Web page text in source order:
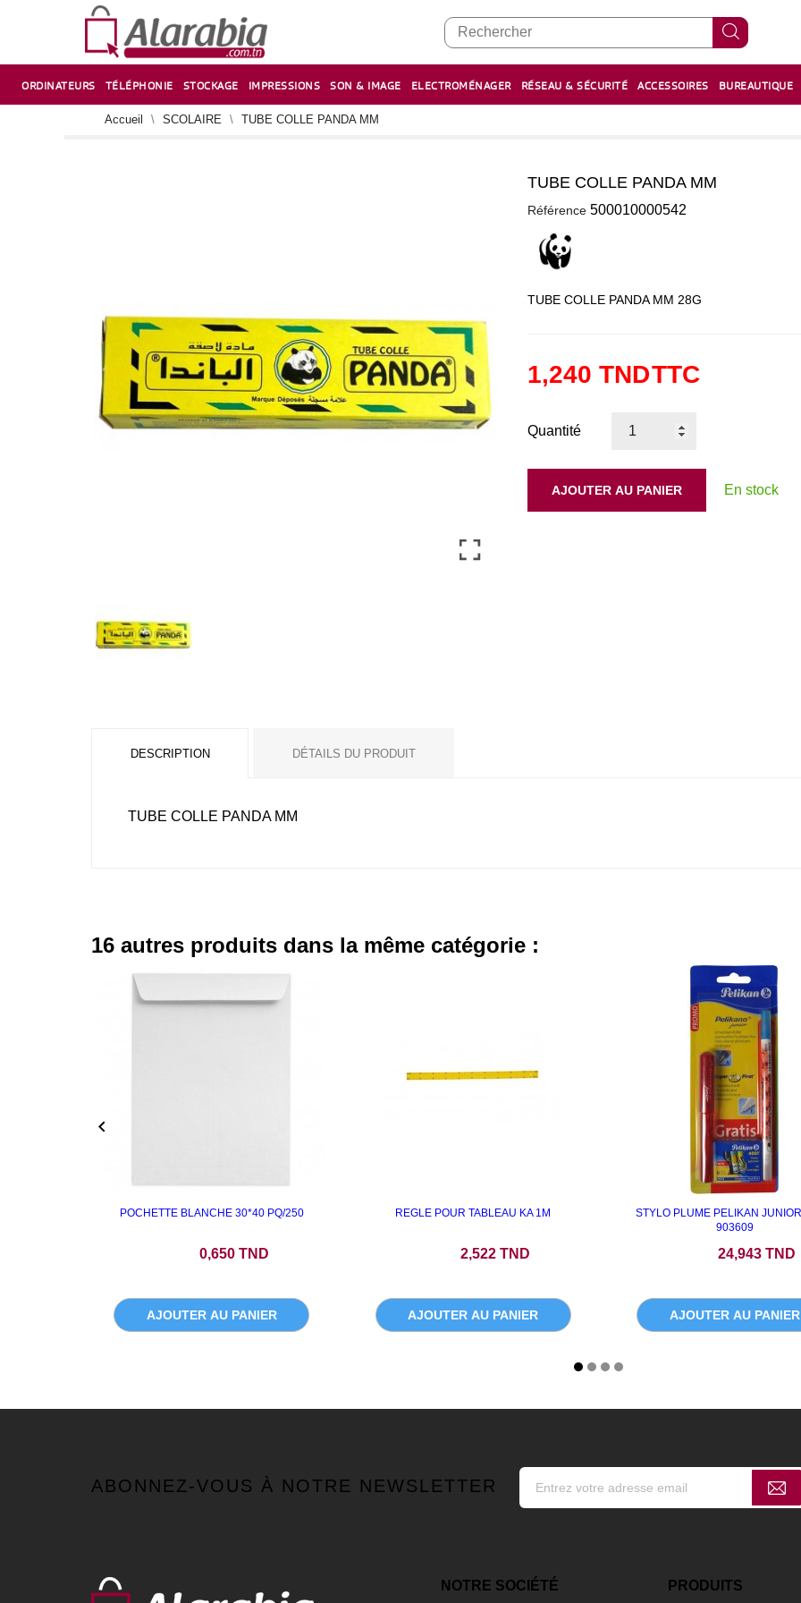
ORDINATEURS TÉLÉPHONIE STOCKAGE IMPRESSIONS SON & IMAGE ELECTROMÉNAGER RÉSEAU & SÉCURITÉ ACCESSOIRES BUREAUTIQUE
Accueil SCOLAIRE TUBE COLLE PANDA MM
TUBE COLLE PANDA MM
Référence 500010000542
TUBE COLLE PANDA MM 28G
1,240 TNDTTC
Quantité
AJOUTER AU PANIER En stock
DESCRIPTION DÉTAILS DU PRODUIT
TUBE COLLE PANDA MM
16 autres produits dans la même catégorie :
POCHETTE BLANCHE 30*40 PQ/250
0,650 TND
AJOUTER AU PANIER
REGLE POUR TABLEAU KA 1M
2,522 TND
AJOUTER AU PANIER
STYLO PLUME PELIKAN
903609
24,943 TND
AJOUTER AU PANIER

ABONNEZ-VOUS À NOTRE NEWSLETTER
NOTRE SOCIÉTÉ PRODUITS